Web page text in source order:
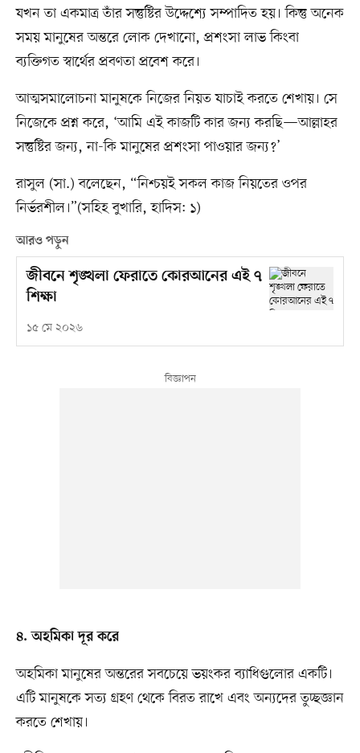
যখন তা একমাত্র তাঁর সন্তুষ্টির উদ্দেশ্যে সম্পাদিত হয়। কিন্তু অনেক
সময় মানুষের অন্তরে লোক দেখানো, প্রশংসা লাভ কিংবা
ব্যক্তিগত স্বার্থের প্রবণতা প্রবেশ করে।
আত্মসমালোচনা মানুষকে নিজের নিয়ত যাচাই করতে শেখায়। সে
নিজেকে প্রশ্ন করে, ‘আমি এই কাজটি কার জন্য করছি—আল্লাহর
সন্তুষ্টির জন্য, না-কি মানুষের প্রশংসা পাওয়ার জন্য?’
রাসুল (সা.) বলেছেন, “নিশ্চয়ই সকল কাজ নিয়তের ওপর
নির্ভরশীল।”(সহিহ বুখারি, হাদিস: ১)
আরও পড়ুন
জীবনে শৃঙ্খলা ফেরাতে কোরআনের এই ৭
শিক্ষা
১৫ মে ২০২৬
৪. অহমিকা দূর করে
অহমিকা মানুষের অন্তরের সবচেয়ে ভয়ংকর ব্যাধিগুলোর একটি।
এটি মানুষকে সত্য গ্রহণ থেকে বিরত রাখে এবং অন্যদের তুচ্ছজ্ঞান
করতে শেখায়।